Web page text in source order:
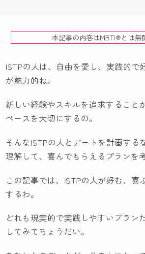
本記事の内容はMBTI®️とは無
ISTPの人は、自由を愛し、実践的で
が魅力的ね。
新しい経験やスキルを追求すること
ペースを大切にするの。
そんなISTPの人とデートを計画する
理解して、喜んでもらえるプランを
この記事では、ISTPの人が好む、喜
するわ。
どれも現実的で実践しやすいプラン
してみてちょうだい。